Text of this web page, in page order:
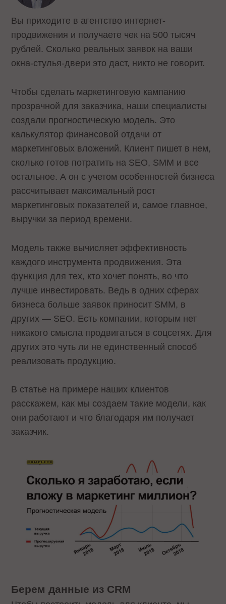
Вы приходите в агентство интернет-
продвижения и получаете чек на 500 тысяч
рублей. Сколько реальных заявок на ваши
окна-стулья-двери это даст, никто не говорит.
Чтобы сделать маркетинговую кампанию
прозрачной для заказчика, наши специалисты
создали прогностическую модель. Это
калькулятор финансовой отдачи от
маркетинговых вложений. Клиент пишет в нем,
сколько готов потратить на SEO, SMM и все
остальное. А он с учетом особенностей бизнеса
рассчитывает максимальный рост
маркетинговых показателей и, самое главное,
выручки за период времени.
Модель также вычисляет эффективность
каждого инструмента продвижения. Эта
функция для тех, кто хочет понять, во что
лучше инвестировать. Ведь в одних сферах
бизнеса больше заявок приносит SMM, в
других — SEO. Есть компании, которым нет
никакого смысла продвигаться в соцсетях. Для
других это чуть ли не единственный способ
реализовать продукцию.
В статье на примере наших клиентов
расскажем, как мы создаем такие модели, как
они работают и что благодаря им получает
заказчик.
Берем данные из CRM